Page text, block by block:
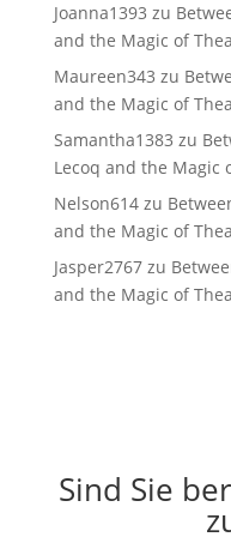
Joanna1393 zu
and the Magic of
Maureen343 zu
and the Magic of
Samantha1383 zu
Lecoq and the Magic
Nelson614zu
and the Magic of
Jasper2767zu
and the Magic of
Sind Sie